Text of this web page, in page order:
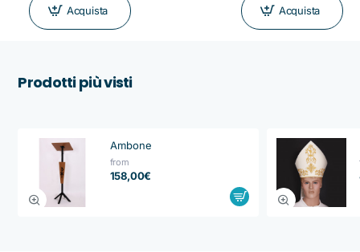
Acquista Acquista
Prodotti più visti
Ambone
from
158,00€